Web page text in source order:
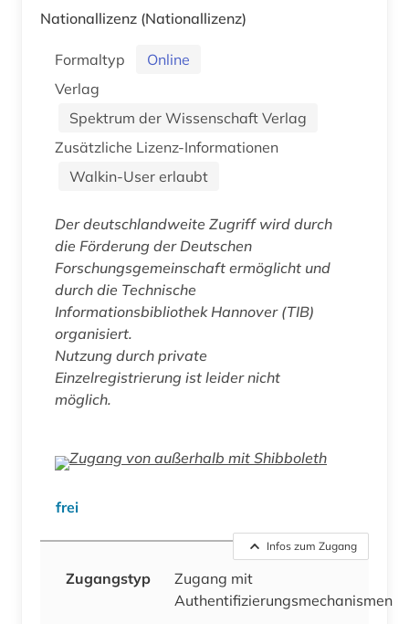
Nationallizenz (Nationallizenz)
Formaltyp
Online
Verlag
Spektrum der Wissenschaft Verlag
Zusätzliche Lizenz-Informationen
Walkin-User erlaubt
Der deutschlandweite Zugriff wird durch
die Förderung der Deutschen
Forschungsgemeinschaft ermöglicht und
durch die Technische
Informationsbibliothek Hannover (TIB)
organisiert.
Nutzung durch private
Einzelregistrierung ist leider nicht
möglich.
Zugang von außerhalb mit Shibboleth
frei
Infos zum Zugang
Zugangstyp
Zugang mit
Authentifizierungsmechanismen